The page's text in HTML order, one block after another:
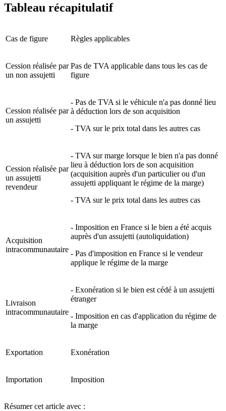
Tableau récapitulatif
Cas de figure Règles applicables
Cession réalisée par
un non assujetti
Pas de TVA applicable dans tous les cas de
figure
Cession réalisée par
un assujetti
- Pas de TVA si le véhicule n'a pas donné lieu
à déduction lors de son acquisition
- TVA sur le prix total dans les autres cas
Cession réalisée par
un assujetti
revendeur
- TVA sur marge lorsque le bien n'a pas donné
lieu à déduction lors de son acquisition
(acquisition auprès d'un particulier ou d'un
assujetti appliquant le régime de la marge)
- TVA sur le prix total dans les autres cas
Acquisition
intracommunautaire
- Imposition en France si le bien a été acquis
auprès d'un assujetti (autoliquidation)
- Pas d'imposition en France si le vendeur
applique le régime de la marge
Livraison
intracommunautaire
- Exonération si le bien est cédé à un assujetti
étranger
- Imposition en cas d'application du régime de
la marge
Exportation Exonération
Importation Imposition
Résumercet article avec :